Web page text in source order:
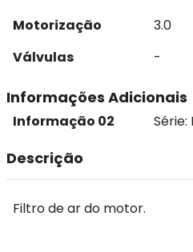
Motorização
3.0
Válvulas
-
Informações Adicionais
Informação 02 Série:
Descrição
Filtro de ar do motor.